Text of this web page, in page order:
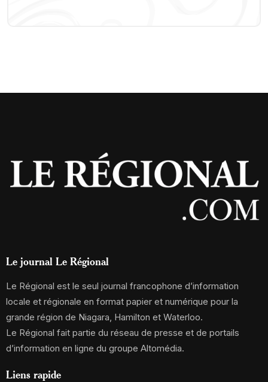
Le journal Le Régional
Le Régional est le seul journal francophone d’information
locale et régionale en format papier et numérique pour la
grande région de Niagara, Hamilton et Waterloo.
Le Régional fait partie du réseau de presse et de portails
d’information en ligne du groupe Altomédia.
Liens rapide